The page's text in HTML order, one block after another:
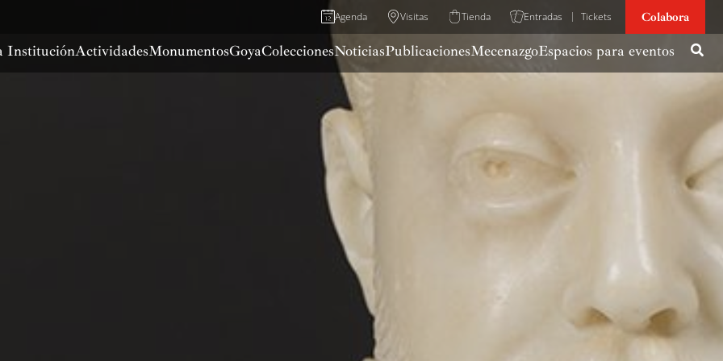
Agenda Visitas Tienda Entradas Tickets Colabora
InstituciónActividadesMonumentosGoyaColeccionesNoticiasPublicacionesMecenazgoEspacios para eventos